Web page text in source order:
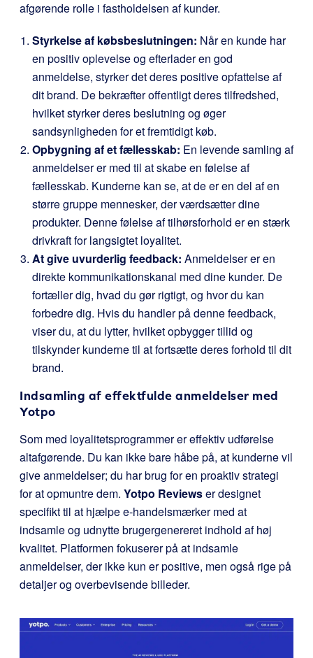
afgørende rolle i fastholdelsen af kunder.
Styrkelse af købsbeslutningen: Når en kunde har
en positiv oplevelse og efterlader en god
anmeldelse, styrker det deres positive opfattelse af
dit brand. De bekræfter offentligt deres tilfredshed,
hvilket styrker deres beslutning og øger
sandsynligheden for et fremtidigt køb.
Opbygning af et fællesskab: En levende samling af
anmeldelser er med til at skabe en følelse af
fællesskab. Kunderne kan se, at de er en del af en
større gruppe mennesker, der værdsætter dine
produkter. Denne følelse af tilhørsforhold er en stærk
drivkraft for langsigtet loyalitet.
At give uvurderlig feedback: Anmeldelser er en
direkte kommunikationskanal med dine kunder. De
fortæller dig, hvad du gør rigtigt, og hvor du kan
forbedre dig. Hvis du handler på denne feedback,
viser du, at du lytter, hvilket opbygger tillid og
tilskynder kunderne til at fortsætte deres forhold til dit
brand.
Indsamling af effektfulde anmeldelser med
Yotpo
Som med loyalitetsprogrammer er effektiv udførelse
altafgørende. Du kan ikke bare håbe på, at kunderne vil
give anmeldelser; du har brug for en proaktiv strategi
for at opmuntre dem. Yotpo Reviewser designet
specifikt til at hjælpe e-handelsmærker med at
indsamle og udnytte brugergenereret indhold af høj
kvalitet. Platformen fokuserer på at indsamle
anmeldelser, der ikke kun er positive, men også rige på
detaljer og overbevisende billeder.